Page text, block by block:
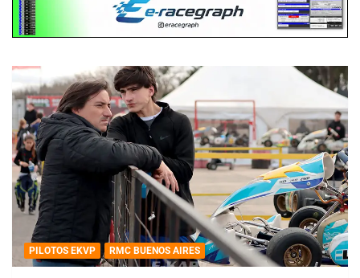
PILOTOS EKVP RMC BUENOS AIRES